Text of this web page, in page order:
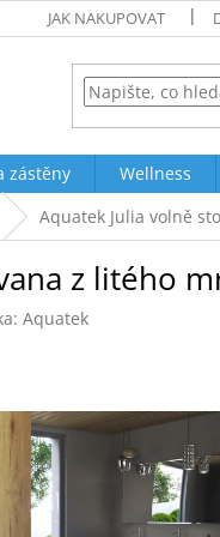
JAK NAKUPOVAT
zástěny Wellness
Aquatek Julia volně
z litého
Aquatek